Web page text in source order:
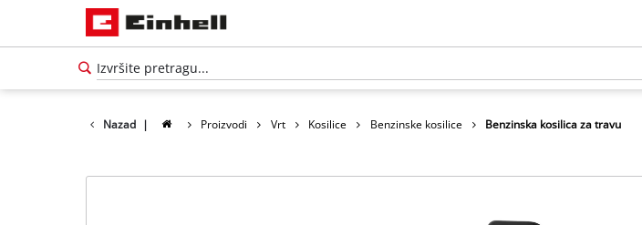
Nazad | Proizvodi Vrt Kosilice Benzinske kosilice Benzinska kosilica za travu